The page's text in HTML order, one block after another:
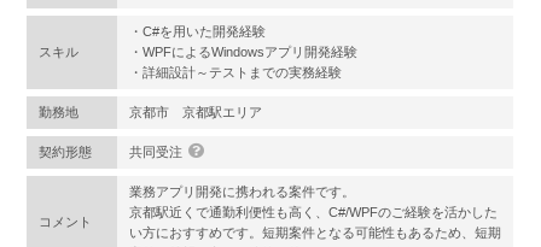
スキル
・C#を用いた開発経験
・WPFによるWindowsアプリ開発経験
・詳細設計～テストまでの実務経験
勤務地 京都市 京都駅エリア
契約形態 共同受注
コメント
業務アプリ開発に携われる案件です。
京都駅近くで通勤利便性も高く、C#/WPFのご経験を活かした
い方におすすめです。短期案件となる可能性もあるため、短期